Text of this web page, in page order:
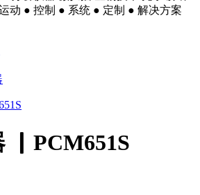
动 ● 控制 ● 系统 ● 定制 ● 解决方案
▏PCM651S